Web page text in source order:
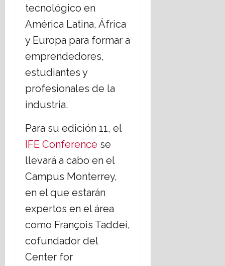
tecnológico en
América Latina, África
y Europa para formar a
emprendedores,
estudiantes y
profesionales de la
industria.
Para su edición 11, el
IFE Conference se
llevará a cabo en el
Campus Monterrey,
en el que estarán
expertos en el área
como François Taddei,
cofundador del
Center for